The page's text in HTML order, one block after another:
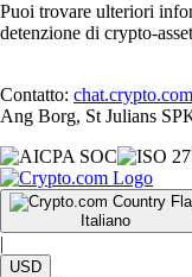
Puoi trovare ulteriori
detenzione di crypto-asset
Contatto: chat.crypto.com
Ang Borg, St Julians
Italiano
|
USD